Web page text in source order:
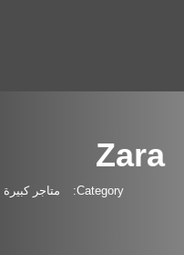
Zara
Category: متاجر كبيرة